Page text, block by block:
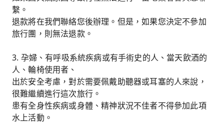
繫。
退款將在我們聯絡您後辦理。但是，如果您決定不參加
旅行團，則無法退款。
3. 孕婦、有呼吸系統疾病或有手術史的人、當天飲酒的
人、輪椅使用者、
出於安全考慮，對於需要佩戴助聽器或耳塞的人來說，
很難繼續進行這次旅行。
患有全身性疾病或身體、精神狀況不佳者不得參加此項
水上活動。